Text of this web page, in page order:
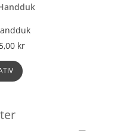
krPrisintervall:
här